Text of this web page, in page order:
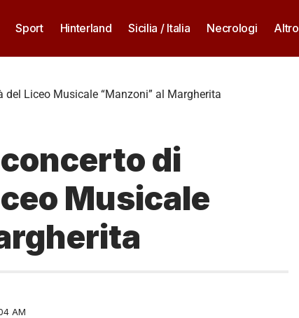
Sport Hinterland Sicilia / Italia Necrologi Altro
del Liceo Musicale “Manzoni” al Margherita
di
Musicale
AM